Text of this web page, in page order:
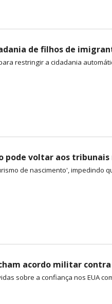
de filhos de
restringir a cidadania
voltar aos tribunais
de nascimento', impedindo
acordo militar
sobre a confiança nos EUA